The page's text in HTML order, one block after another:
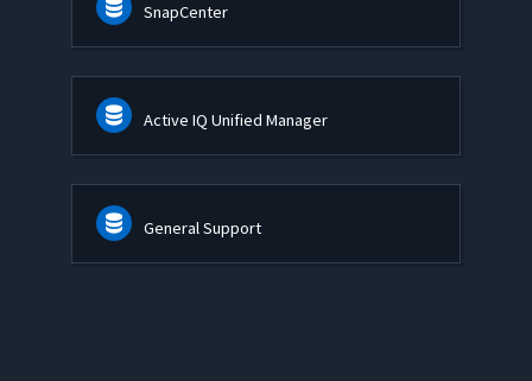
SnapCenter
Active IQ Unified Manager
General Support